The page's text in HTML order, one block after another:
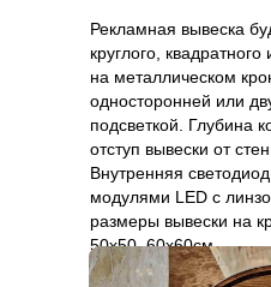
Рекламная вывеска
круглого,
на металлическом
односторонней или
подсветкой. Глубина
отступ вывески от
Внутренняя
модулями LED с
размеры вывески на
50х50, 60х60см.